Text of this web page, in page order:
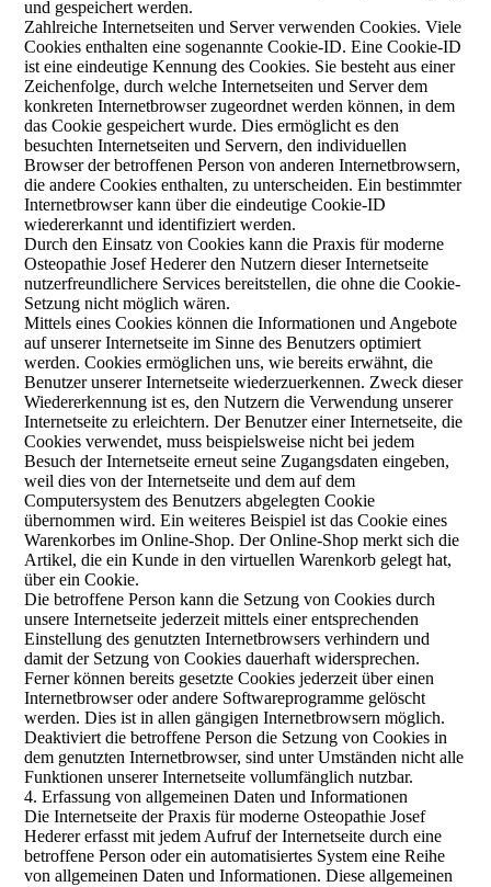
und gespeichert werden.
Zahlreiche Internetseiten und Server verwenden Cookies. Viele
Cookies enthalten eine sogenannte Cookie-ID. Eine Cookie-ID
ist eine eindeutige Kennung des Cookies. Sie besteht aus einer
Zeichenfolge, durch welche Internetseiten und Server dem
konkreten Internetbrowser zugeordnet werden können, in dem
das Cookie gespeichert wurde. Dies ermöglicht es den
besuchten Internetseiten und Servern, den individuellen
Browser der betroffenen Person von anderen Internetbrowsern,
die andere Cookies enthalten, zu unterscheiden. Ein bestimmter
Internetbrowser kann über die eindeutige Cookie-ID
wiedererkannt und identifiziert werden.
Durch den Einsatz von Cookies kann die Praxis für moderne
Osteopathie Josef Hederer den Nutzern dieser Internetseite
nutzerfreundlichere Services bereitstellen, die ohne die Cookie-
Setzung nicht möglich wären.
Mittels eines Cookies können die Informationen und Angebote
auf unserer Internetseite im Sinne des Benutzers optimiert
werden. Cookies ermöglichen uns, wie bereits erwähnt, die
Benutzer unserer Internetseite wiederzuerkennen. Zweck dieser
Wiedererkennung ist es, den Nutzern die Verwendung unserer
Internetseite zu erleichtern. Der Benutzer einer Internetseite, die
Cookies verwendet, muss beispielsweise nicht bei jedem
Besuch der Internetseite erneut seine Zugangsdaten eingeben,
weil dies von der Internetseite und dem auf dem
Computersystem des Benutzers abgelegten Cookie
übernommen wird. Ein weiteres Beispiel ist das Cookie eines
Warenkorbes im Online-Shop. Der Online-Shop merkt sich die
Artikel, die ein Kunde in den virtuellen Warenkorb gelegt hat,
über ein Cookie.
Die betroffene Person kann die Setzung von Cookies durch
unsere Internetseite jederzeit mittels einer entsprechenden
Einstellung des genutzten Internetbrowsers verhindern und
damit der Setzung von Cookies dauerhaft widersprechen.
Ferner können bereits gesetzte Cookies jederzeit über einen
Internetbrowser oder andere Softwareprogramme gelöscht
werden. Dies ist in allen gängigen Internetbrowsern möglich.
Deaktiviert die betroffene Person die Setzung von Cookies in
dem genutzten Internetbrowser, sind unter Umständen nicht alle
Funktionen unserer Internetseite vollumfänglich nutzbar.
4. Erfassung von allgemeinen Daten und Informationen
Die Internetseite der Praxis für moderne Osteopathie Josef
Hederer erfasst mit jedem Aufruf der Internetseite durch eine
betroffene Person oder ein automatisiertes System eine Reihe
von allgemeinen Daten und Informationen. Diese allgemeinen